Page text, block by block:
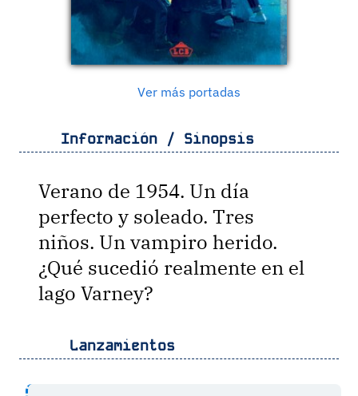
Ver más portadas
Información / Sinopsis
Verano de 1954. Un día
perfecto y soleado. Tres
niños. Un vampiro herido.
¿Qué sucedió realmente en el
lago Varney?
Lanzamientos